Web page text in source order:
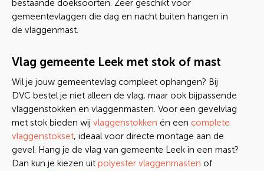
bestaande doeksoorten. Zeer geschikt voor
gemeentevlaggen die dag en nacht buiten hangen in
de vlaggenmast.
Vlag gemeente Leek met stok of mast
Wil je jouw gemeentevlag compleet ophangen? Bij
DVC bestel je niet alleen de vlag, maar ook bijpassende
vlaggenstokken en vlaggenmasten. Voor een gevelvlag
met stok bieden wij vlaggenstokken én een complete
vlaggenstokset, ideaal voor directe montage aan de
gevel. Hang je de vlag van gemeente Leek in een mast?
Dan kun je kiezen uit polyester vlaggenmasten of